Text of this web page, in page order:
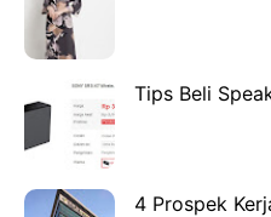
Tips Beli
4 Prospek